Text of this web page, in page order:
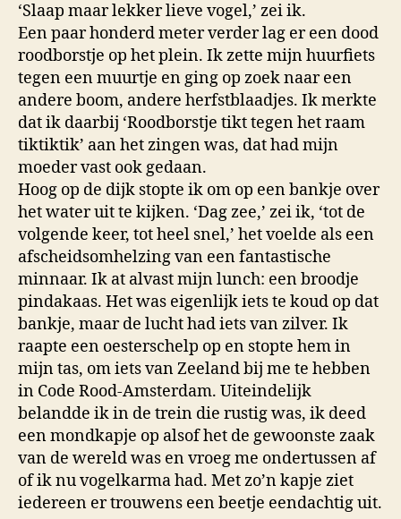
‘Slaap maar lekker lieve vogel,’ zei ik.
Een paar honderd meter verder lag er een dood
roodborstje op het plein. Ik zette mijn huurfiets
tegen een muurtje en ging op zoek naar een
andere boom, andere herfstblaadjes. Ik merkte
dat ik daarbij ‘Roodborstje tikt tegen het raam
tiktiktik’ aan het zingen was, dat had mijn
moeder vast ook gedaan.
Hoog op de dijk stopte ik om op een bankje over
het water uit te kijken. ‘Dag zee,’ zei ik, ‘tot de
volgende keer, tot heel snel,’ het voelde als een
afscheidsomhelzing van een fantastische
minnaar. Ik at alvast mijn lunch: een broodje
pindakaas. Het was eigenlijk iets te koud op dat
bankje, maar de lucht had iets van zilver. Ik
raapte een oesterschelp op en stopte hem in
mijn tas, om iets van Zeeland bij me te hebben
in Code Rood-Amsterdam. Uiteindelijk
belandde ik in de trein die rustig was, ik deed
een mondkapje op alsof het de gewoonste zaak
van de wereld was en vroeg me ondertussen af
of ik nu vogelkarma had. Met zo’n kapje ziet
iedereen er trouwens een beetje eendachtig uit.